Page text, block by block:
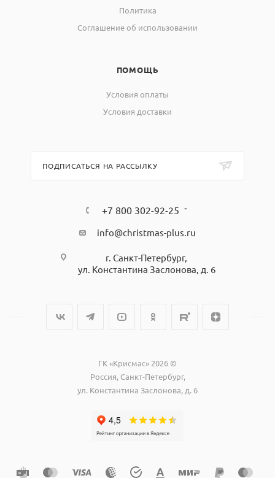
Политика
Соглашение об использовании
ПОМОЩЬ
Условия оплаты
Условия доставки
ПОДПИСАТЬСЯ НА РАССЫЛКУ
+7 800 302-92-25
info@christmas-plus.ru
г. Санкт-Петербург,
ул. Константина Заслонова, д. 6
ГК «Крисмас» 2026 ©
Россия, Санкт-Петербург,
ул. Константина Заслонова, д. 6